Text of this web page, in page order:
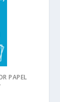
PAPEL